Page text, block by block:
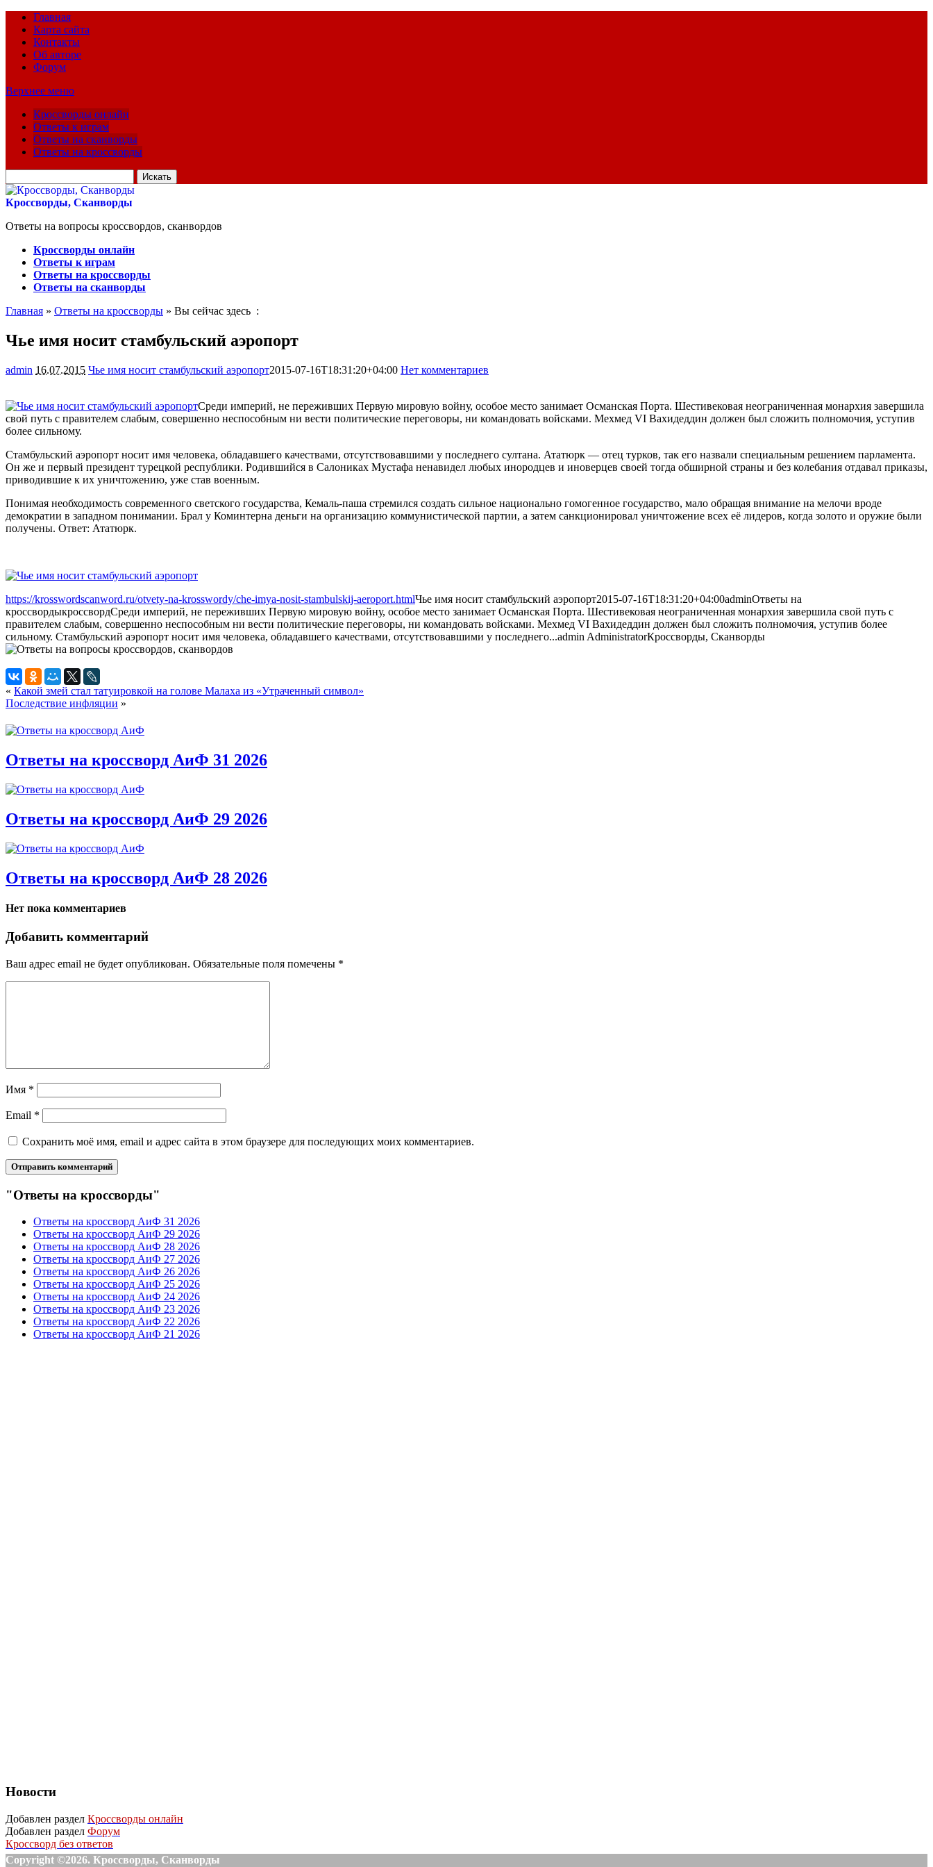
Главная
Карта сайта
Контакты
Об авторе
Форум
Верхнее меню
Кроссворды онлайн
Ответы к играм
Ответы на сканворды
Ответы на кроссворды
для:
Кроссворды, Сканворды
Ответы на вопросы кроссвордов, сканвордов
Кроссворды онлайн
Ответы к играм
Ответы на кроссворды
Ответы на сканворды
Главная » Ответы на кроссворды » Вы сейчас здесь :
Чье имя носит стамбульский аэропорт
admin 16.07.2015 Чье имя носит стамбульский аэропорт2015-07-16T18:31:20+04:00 Нет комментариев
Среди империй, не переживших Первую мировую войну, особое место занимает Османская Порта. Шестивековая неограниченная монархия завершила
свой путь с правителем слабым, совершенно неспособным ни вести политические переговоры, ни командовать войсками. Мехмед VI Вахидеддин должен был сложить полномочия, уступив
более сильному.
Стамбульский аэропорт носит имя человека, обладавшего качествами, отсутствовавшими у последнего султана. Ататюрк — отец турков, так его назвали специальным решением парламента.
Он же и первый президент турецкой республики. Родившийся в Салониках Мустафа ненавидел любых инородцев и иноверцев своей тогда обширной страны и без колебания отдавал приказы,
приводившие к их уничтожению, уже став военным.
Понимая необходимость современного светского государства, Кемаль-паша стремился создать сильное национально гомогенное государство, мало обращая внимание на мелочи вроде
демократии в западном понимании. Брал у Коминтерна деньги на организацию коммунистической партии, а затем санкционировал уничтожение всех её лидеров, когда золото и оружие были
получены. Ответ: Ататюрк.
https://krosswordscanword.ru/otvety-na-krosswordy/che-imya-nosit-stambulskij-aeroport.htmlЧье имя носит стамбульский аэропорт2015-07-16T18:31:20+04:00adminОтветы на
кроссвордыкроссвордСреди империй, не переживших Первую мировую войну, особое место занимает Османская Порта. Шестивековая неограниченная монархия завершила свой путь с
правителем слабым, совершенно неспособным ни вести политические переговоры, ни командовать войсками. Мехмед VI Вахидеддин должен был сложить полномочия, уступив более
сильному. Стамбульский аэропорт носит имя человека, обладавшего качествами, отсутствовавшими у последнего...admin AdministratorКроссворды, Сканворды
« Какой змей стал татуировкой на голове Малаха из «Утраченный символ»
Последствие инфляции »
Ответы на кроссворд АиФ 31 2026
Ответы на кроссворд АиФ 29 2026
Ответы на кроссворд АиФ 28 2026
Нет пока комментариев
Добавить комментарий
Ваш адрес email не будет опубликован. Обязательные поля помечены *
Имя *
Email *
Сохранить моё имя, email и адрес сайта в этом браузере для последующих моих комментариев.
"Ответы на кроссворды"
Ответы на кроссворд АиФ 31 2026
Ответы на кроссворд АиФ 29 2026
Ответы на кроссворд АиФ 28 2026
Ответы на кроссворд АиФ 27 2026
Ответы на кроссворд АиФ 26 2026
Ответы на кроссворд АиФ 25 2026
Ответы на кроссворд АиФ 24 2026
Ответы на кроссворд АиФ 23 2026
Ответы на кроссворд АиФ 22 2026
Ответы на кроссворд АиФ 21 2026
Новости
Добавлен раздел Кроссворды онлайн
Добавлен раздел Форум
Кроссворд без ответов
Copyright ©2026. Кроссворды, Сканворды